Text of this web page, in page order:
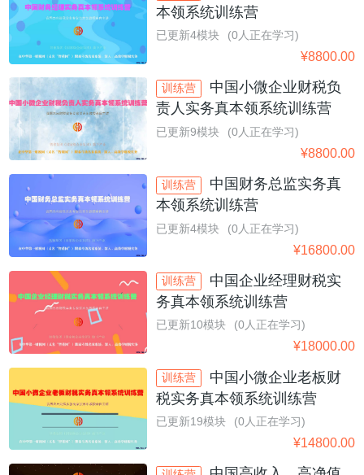
本领系统训练营
已更新4模块 (0人正在学习)
¥8800.00
训练营
中国小微企业财税负
责人实务真本领系统训练营
已更新9模块 (0人正在学习)
¥8800.00
训练营
中国财务总监实务真
本领系统训练营
已更新4模块 (0人正在学习)
¥16800.00
训练营
中国企业经理财税实
务真本领系统训练营
已更新10模块 (0人正在学习)
¥18000.00
训练营
中国小微企业老板财
税实务真本领系统训练营
已更新19模块 (0人正在学习)
¥14800.00